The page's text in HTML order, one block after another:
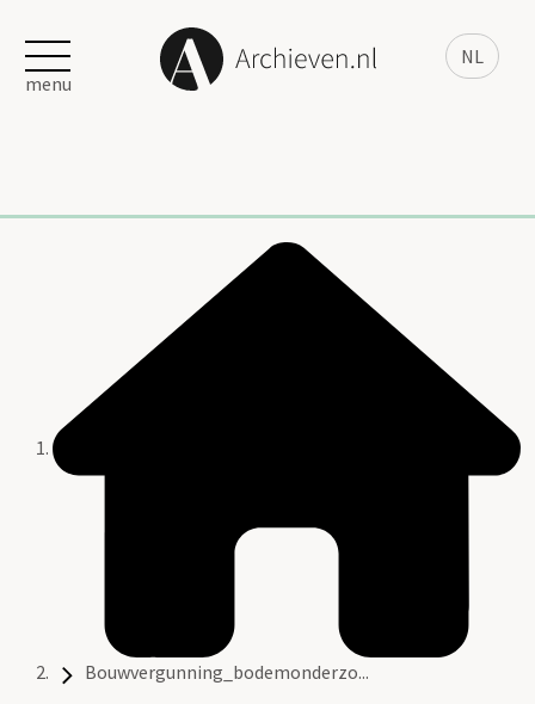
NL
menu
Bouwvergunning_bodemonderzo...